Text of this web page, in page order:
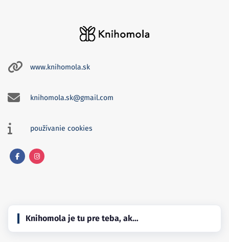
www.knihomola.sk
knihomola.sk@gmail.com
používanie cookies
Knihomola je tu pre teba, ak…